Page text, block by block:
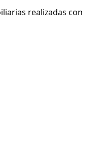
realizadas con